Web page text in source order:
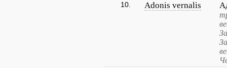
10. Adonis vernalis